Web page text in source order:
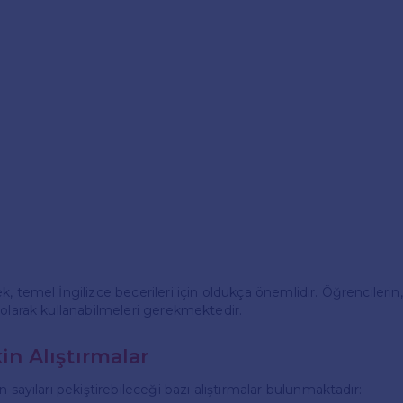
temel İngilizce becerileri için oldukça önemlidir. Öğrencilerin,
kullanabilmeleri gerekmektedir.
Alıştırmalar
sayıları pekiştirebileceği bazı alıştırmalar bulunmaktadır: